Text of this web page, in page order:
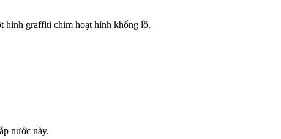
hình graffiti chim hoạt hình khổng lồ.
nước này.